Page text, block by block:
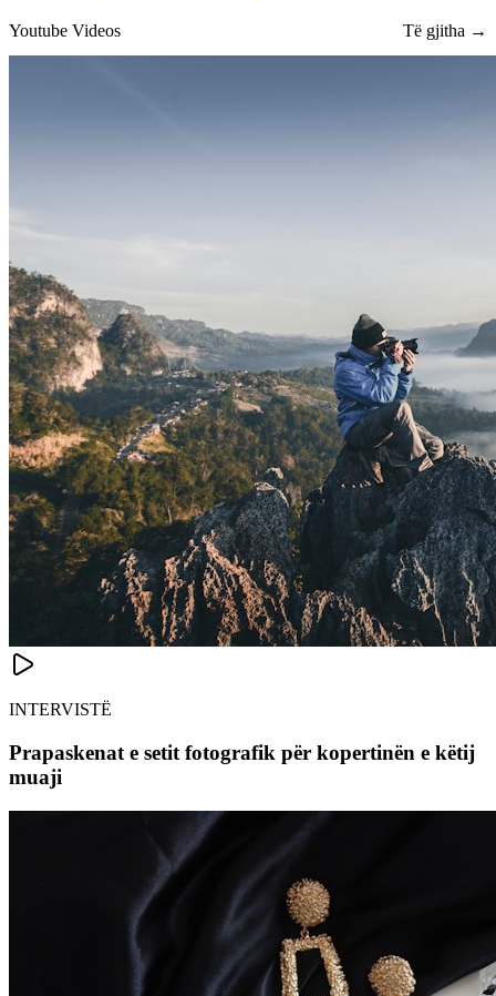
Youtube Videos Të gjitha →
INTERVISTË
Prapaskenat e setit fotografik për kopertinën e këtij
muaji